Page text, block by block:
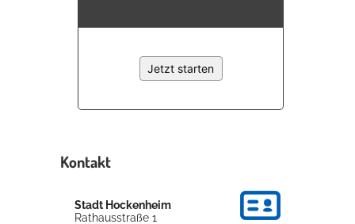
Kontakt
Stadt Hockenheim
Rathausstraße 1